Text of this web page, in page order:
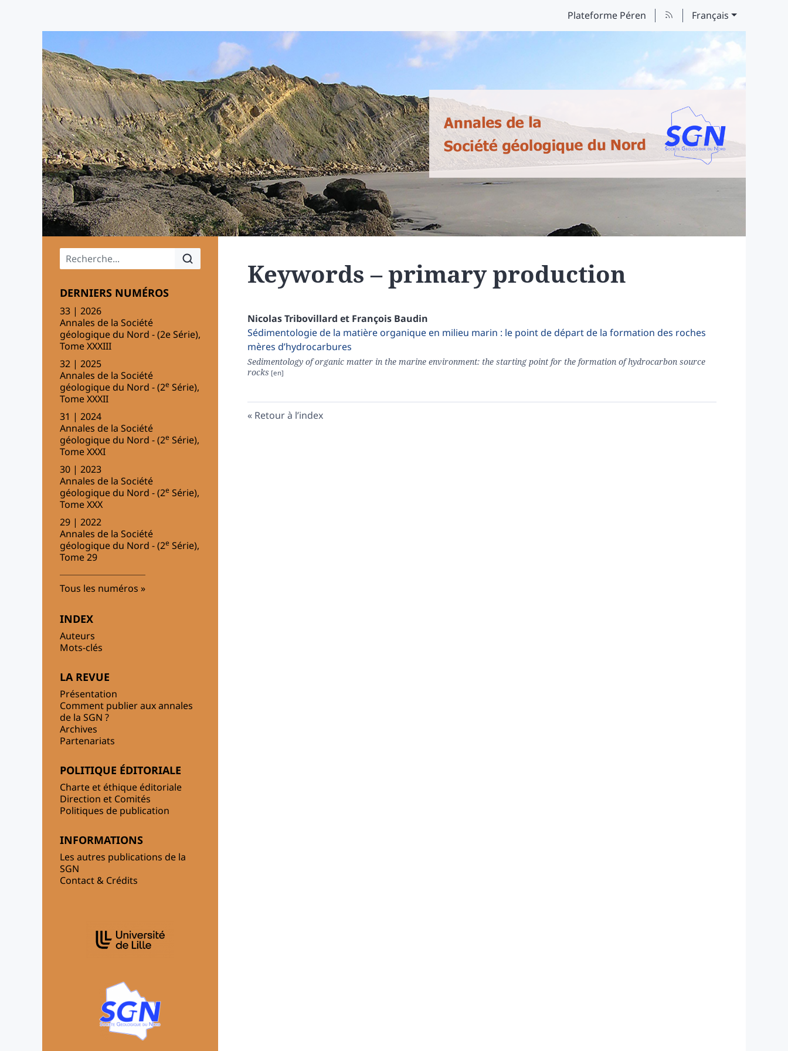
Plateforme Péren Français
Menu principal
DERNIERS NUMÉROS
33 | 2026
Annales de la Société
géologique du Nord - (2e Série),
Tome XXXIII
32 | 2025
Annales de la Société
géologique du Nord - (2e Série),
Tome XXXII
31 | 2024
Annales de la Société
géologique du Nord - (2e Série),
Tome XXXI
30 | 2023
Annales de la Société
géologique du Nord - (2e Série),
Tome XXX
29 | 2022
Annales de la Société
géologique du Nord - (2e Série),
Tome 29
Tous les numéros
INDEX
Auteurs
Mots-clés
LA REVUE
Présentation
Comment publier aux annales
de la SGN ?
Archives
Partenariats
POLITIQUE ÉDITORIALE
Charte et éthique éditoriale
Direction et Comités
Politiques de publication
INFORMATIONS
Les autres publications de la
SGN
Contact & Crédits
Keywords – primary production
NicolasTribovillard et François Baudin
Sédimentologie de la matière organique en milieu marin : le point de départ de la formation des roches
mères d’hydrocarbures
Sedimentology of organic matter in the marine environment: the starting point for the formation of hydrocarbon source
rocks
Retour à l’index